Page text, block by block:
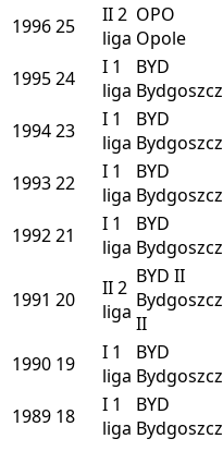
199625 II2
liga
OPO
Opole
199524 I 1
liga
BYD
Bydgoszcz
199423 I 1
liga
BYD
Bydgoszcz
199322 I 1
liga
BYD
Bydgoszcz
199221 I 1
liga
BYD
Bydgoszcz
1991 20 II2
liga
BYD II
Bydgoszcz
II
1990 19 I 1
liga
BYD
Bydgoszcz
1989 18 I 1
liga
BYD
Bydgoszcz